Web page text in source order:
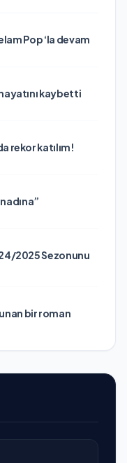
Pop ‘la devam
kaybetti
rekor katılım!
2025 Sezonunu
bir roman